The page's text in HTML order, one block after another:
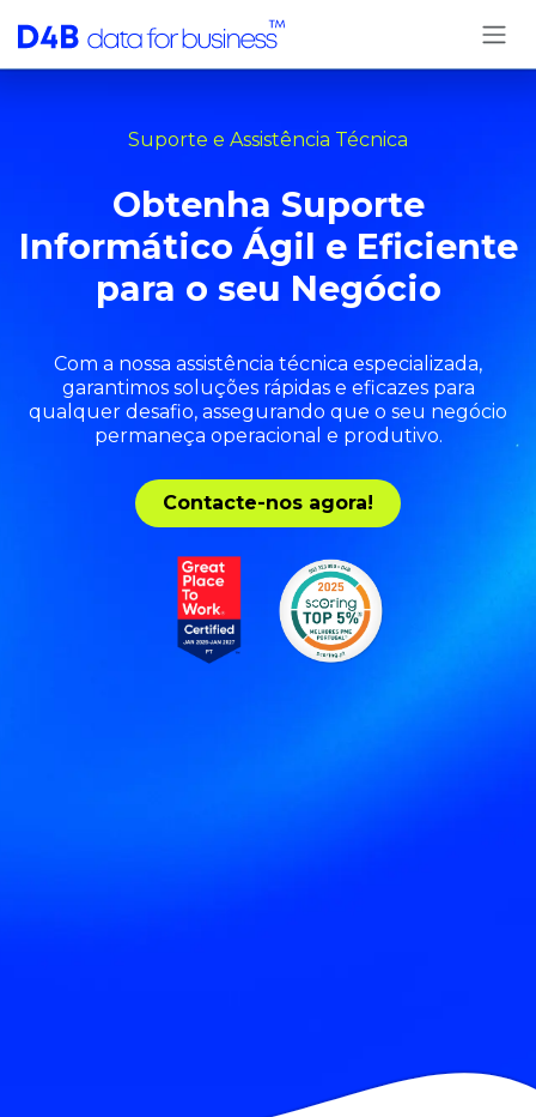
Suporte e Assistência Técnica
Obtenha Suporte
Informático Ágil e Eficiente
para o seu Negócio
Com a nossa assistência técnica especializada,
garantimos soluções rápidas e eficazes para
qualquer desafio, assegurando que o seu negócio
permaneça operacional e produtivo.
​Contacte-nos agora!